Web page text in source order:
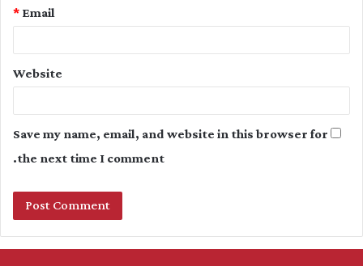
Email
*
Website
Save my name, email, and website in this browser for
the next time I comment.